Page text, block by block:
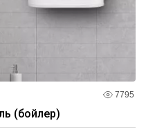
7795
(бойлер)